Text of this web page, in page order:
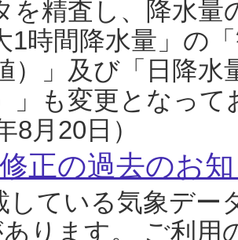
を精査し、降水
1時間降水量」の
）」及び「日降
」も変更となっ
8月20日）
正の過去のお
ている気象デー
ります。 ご利用